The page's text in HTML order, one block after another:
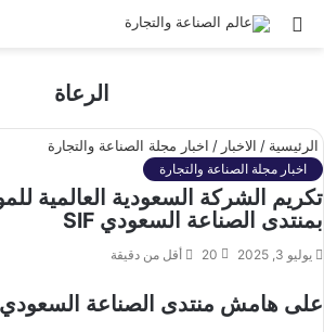
بحث
الرعاة
الرئيسية / الاخبار / اخبار مجلة الصناعة والتجارة
اخبار مجلة الصناعة والتجارة
تكريم الشركة السعودية العالمية
بمنتدى الصناعة السعودي SIF
يوليو 3, 2025 20 أقل من دقيقة